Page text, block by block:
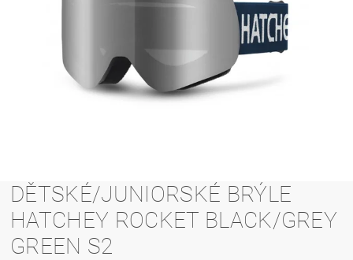
DĚTSKÉ/JUNIORSKÉ BRÝLE
HATCHEY ROCKET BLACK/GREY
GREEN S2